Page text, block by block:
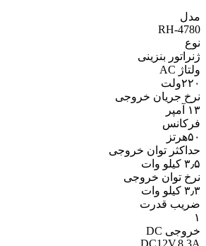
مدل
RH-4780
نوع
ژنراتور بنزینی
ولتاژ AC
۲۲۰ولت
نرخ جریان خروجی
۱۳ آمپر
فرکانس
۵۰هرتز
حداکثر توان خروجی
۳٫۵ کیلو وات
نرخ توان خروجی
۳٫۳ کیلو وات
ضریب قدرت
۱
خروجی DC